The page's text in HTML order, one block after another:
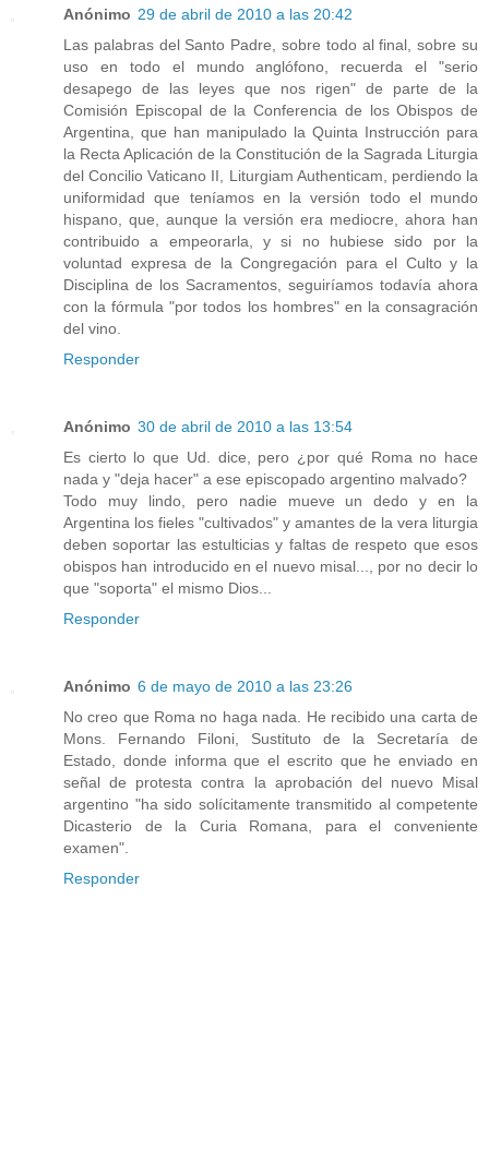
Anónimo 29 de abril de 2010 a las 20:42
Las palabras del Santo Padre, sobre todo al final, sobre su
uso en todo el mundo anglófono, recuerda el "serio
desapego de las leyes que nos rigen" de parte de la
Comisión Episcopal de la Conferencia de los Obispos de
Argentina, que han manipulado la Quinta Instrucción para
la Recta Aplicación de la Constitución de la Sagrada Liturgia
del Concilio Vaticano II, Liturgiam Authenticam, perdiendo la
uniformidad que teníamos en la versión todo el mundo
hispano, que, aunque la versión era mediocre, ahora han
contribuido a empeorarla, y si no hubiese sido por la
voluntad expresa de la Congregación para el Culto y la
Disciplina de los Sacramentos, seguiríamos todavía ahora
con la fórmula "por todos los hombres" en la consagración
del vino.
Responder
Anónimo 30 de abril de 2010 a las 13:54
Es cierto lo que Ud. dice, pero ¿por qué Roma no hace
nada y "deja hacer" a ese episcopado argentino malvado?
Todo muy lindo, pero nadie mueve un dedo y en la
Argentina los fieles "cultivados" y amantes de la vera liturgia
deben soportar las estulticias y faltas de respeto que esos
obispos han introducido en el nuevo misal..., por no decir lo
que "soporta" el mismo Dios...
Responder
Anónimo 6 de mayo de 2010 a las 23:26
No creo que Roma no haga nada. He recibido una carta de
Mons. Fernando Filoni, Sustituto de la Secretaría de
Estado, donde informa que el escrito que he enviado en
señal de protesta contra la aprobación del nuevo Misal
argentino "ha sido solícitamente transmitido al competente
Dicasterio de la Curia Romana, para el conveniente
examen".
Responder